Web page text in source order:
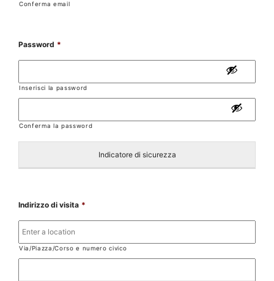
Conferma email
Password *
Inserisci la password
Conferma la password
Indicatore di sicurezza
Indirizzo di visita *
Via/Piazza/Corso e numero civico